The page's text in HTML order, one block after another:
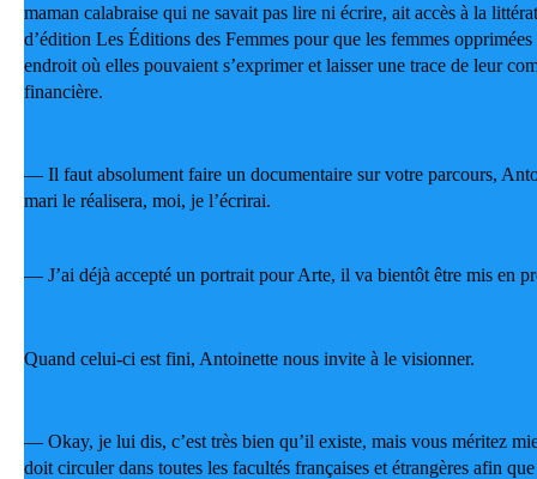
maman calabraise qui ne savait pas lire ni écrire, ait accès à la
d’édition Les Éditions des Femmes pour que les femmes
endroit où elles pouvaient s’exprimer et laisser une trace de leur
financière.
— Il faut absolument faire un documentaire sur votre parcours,
mari le réalisera, moi, je l’écrirai.
— J’ai déjà accepté un portrait pour Arte, il va bientôt être mis en
Quand celui-ci est fini, Antoinette nous invite à le visionner.
— Okay, je lui dis, c’est très bien qu’il existe, mais vous méritez
doit circuler dans toutes les facultés françaises et étrangères afin